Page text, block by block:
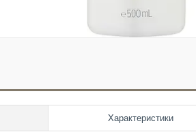
Характеристики